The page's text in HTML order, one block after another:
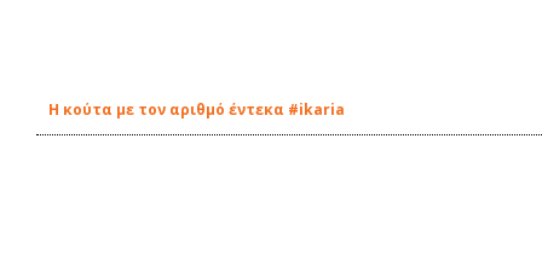
Η κούτα με τον αριθμό έντεκα #ikaria